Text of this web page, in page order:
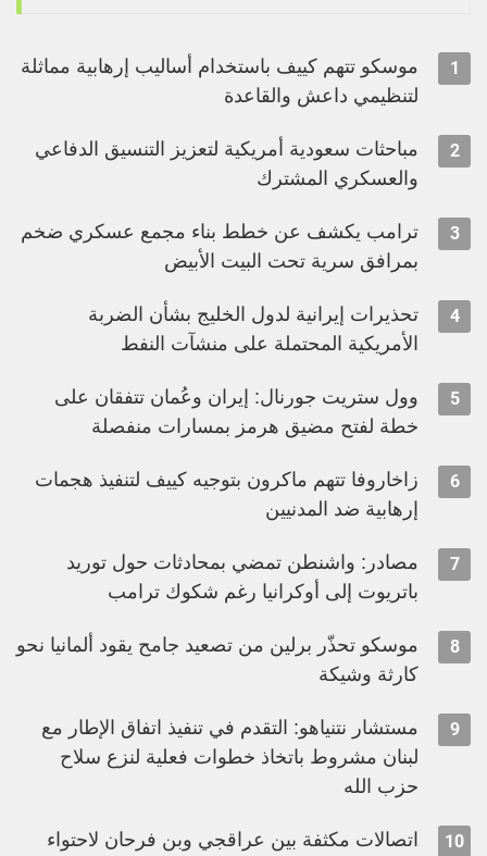
1
موسكو تتهم كييف باستخدام أساليب إرهابية مماثلة
لتنظيمي داعش والقاعدة
2
مباحثات سعودية أمريكية لتعزيز التنسيق الدفاعي
والعسكري المشترك
3
ترامب يكشف عن خطط بناء مجمع عسكري ضخم
بمرافق سرية تحت البيت الأبيض
4
تحذيرات إيرانية لدول الخليج بشأن الضربة
الأمريكية المحتملة على منشآت النفط
5
وول ستريت جورنال: إيران وعُمان تتفقان على
خطة لفتح مضيق هرمز بمسارات منفصلة
6
زاخاروفا تتهم ماكرون بتوجيه كييف لتنفيذ هجمات
إرهابية ضد المدنيين
7
مصادر: واشنطن تمضي بمحادثات حول توريد
باتريوت إلى أوكرانيا رغم شكوك ترامب
8
موسكو تحذّر برلين من تصعيد جامح يقود ألمانيا نحو
كارثة وشيكة
9
مستشار نتنياهو: التقدم في تنفيذ اتفاق الإطار مع
لبنان مشروط باتخاذ خطوات فعلية لنزع سلاح
حزب الله
10
اتصالات مكثفة بين عراقجي وبن فرحان لاحتواء